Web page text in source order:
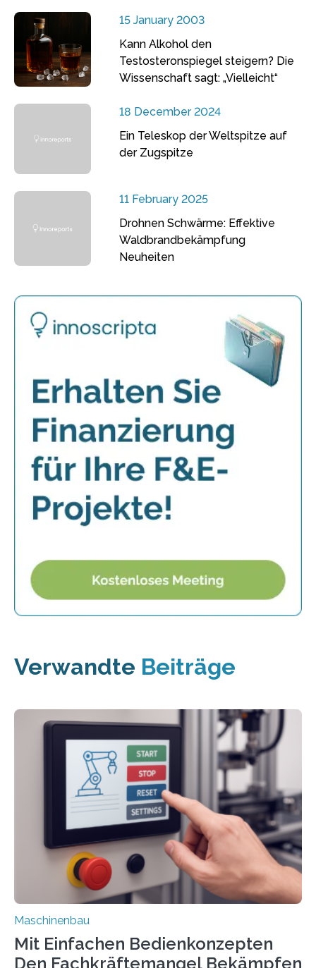
15 January 2003
Kann Alkohol den
Testosteronspiegel steigern? Die
Wissenschaft sagt: „Vielleicht“
18 December 2024
Ein Teleskop der Weltspitze auf
der Zugspitze
11 February 2025
Drohnen Schwärme: Effektive
Waldbrandbekämpfung
Neuheiten
Verwandte Beiträge
Maschinenbau
Mit Einfachen Bedienkonzepten
Den Fachkräftemangel Bekämpfen